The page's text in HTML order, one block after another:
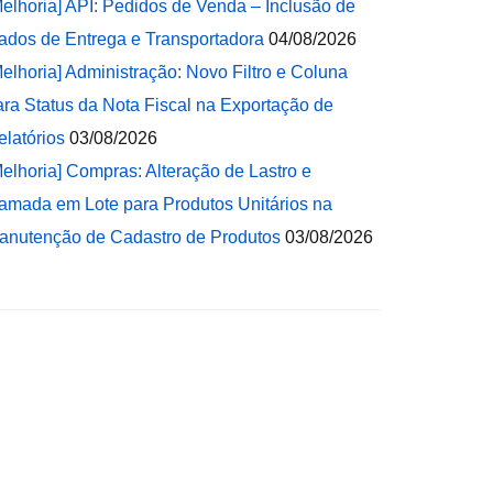
API: Pedidos de Venda – Inclusão de
de Entrega e Transportadora 04/08/2026
Administração: Novo Filtro e Coluna
Status da Nota Fiscal na Exportação de
03/08/2026
Compras: Alteração de Lastro e
em Lote para Produtos Unitários na
de Cadastro de Produtos 03/08/2026